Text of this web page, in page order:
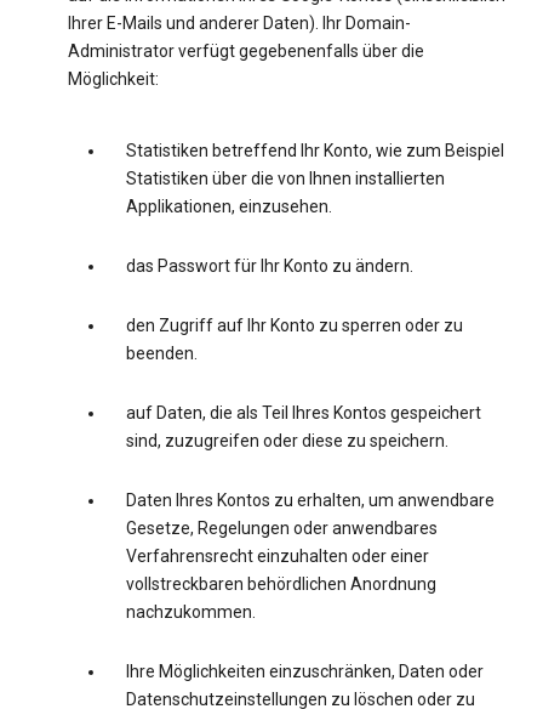
Ihrer E-Mails und anderer Daten). Ihr Domain-
Administrator verfügt gegebenenfalls über die
Möglichkeit:
Statistiken betreffend Ihr Konto, wie zum Beispiel
Statistiken über die von Ihnen installierten
Applikationen, einzusehen.
das Passwort für Ihr Konto zu ändern.
den Zugriff auf Ihr Konto zu sperren oder zu
beenden.
auf Daten, die als Teil Ihres Kontos gespeichert
sind, zuzugreifen oder diese zu speichern.
Daten Ihres Kontos zu erhalten, um anwendbare
Gesetze, Regelungen oder anwendbares
Verfahrensrecht einzuhalten oder einer
vollstreckbaren behördlichen Anordnung
nachzukommen.
Ihre Möglichkeiten einzuschränken, Daten oder
Datenschutzeinstellungen zu löschen oder zu